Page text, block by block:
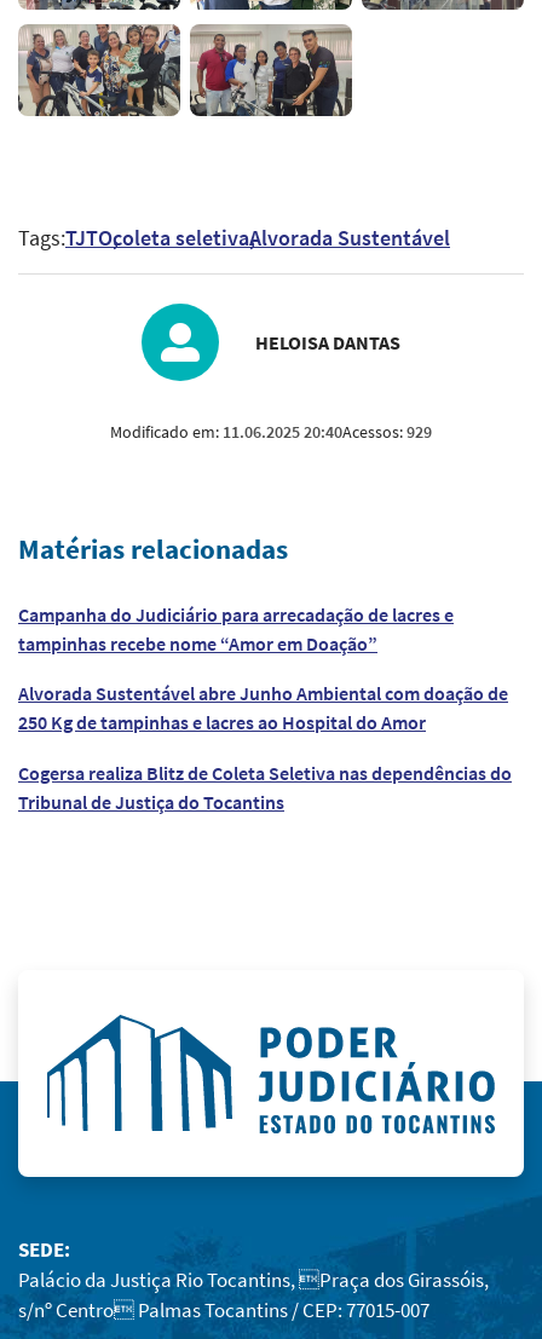
Tags:TJTOcoleta seletivaAlvorada Sustentável
HELOISA DANTAS
Modificado em: 11.06.2025 20:40Acessos:929
Matérias relacionadas
Campanha do Judiciário para arrecadação de lacres e
tampinhas recebe nome “Amor em Doação”
Alvorada Sustentável abre Junho Ambiental com doação de
250 Kg de tampinhas e lacres ao Hospital do Amor
Cogersa realiza Blitz de Coleta Seletiva nas dependências do
Tribunal de Justiça do Tocantins
SEDE:
Palácio da Justiça Rio Tocantins, Praça dos Girassóis,
s/nº Centro Palmas Tocantins / CEP: 77015-007